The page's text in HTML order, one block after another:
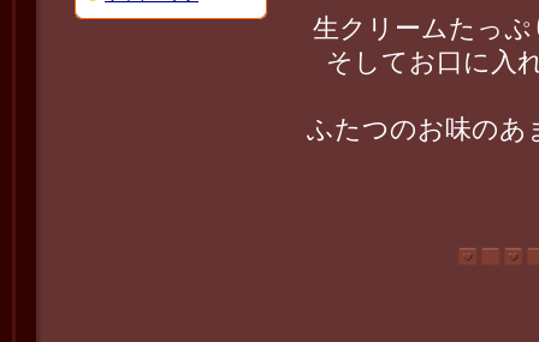
生クリームたっ
そしてお口に入
ふたつのお味のあ